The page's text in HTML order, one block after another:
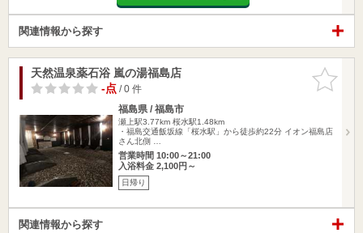
関連情報から探す
お気に入
りに追加
天然温泉薬石浴 嵐の湯福島店
-点/ 0 件
福島県 / 福島市
瀬上駅3.77km 桜水駅1.48km
・福島交通飯坂線「桜水駅」から徒歩約22分 イオン福島店
さん北側 …
営業時間 10:00～21:00
入浴料金 2,100円～
日帰り
関連情報から探す